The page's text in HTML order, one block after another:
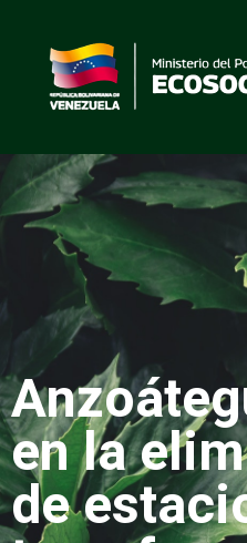
en la
de